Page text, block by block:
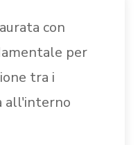
con
per
tra i
all'interno